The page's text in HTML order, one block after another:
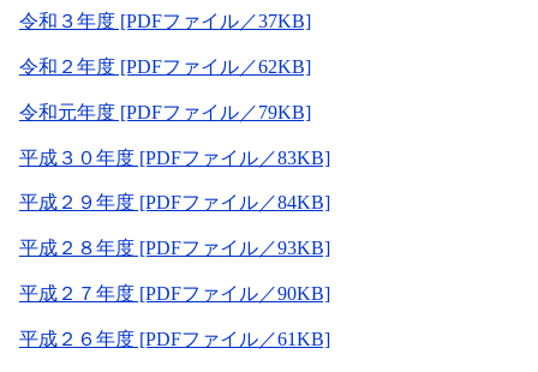
令和３年度 [PDFファイル／37KB]
令和２年度 [PDFファイル／62KB]
令和元年度 [PDFファイル／79KB]
平成３０年度 [PDFファイル／83KB]
平成２９年度 [PDFファイル／84KB]
平成２８年度 [PDFファイル／93KB]
平成２７年度 [PDFファイル／90KB]
平成２６年度 [PDFファイル／61KB]